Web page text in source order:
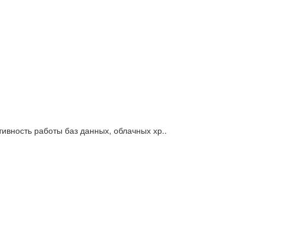
работы баз данных, облачных хр..